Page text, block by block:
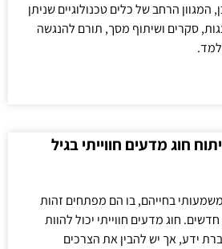
המגוון הרחב של כלים טכנולוגיים שניתן
סקרים ושיתוף מסך, תורם להנגשה
חוג מדעים חווייתי בגיל
בחייהם, בו הם מפתחים זהות
חוג מדעים חווייתי יכול להוות
ידע, אך יש להבין את הצרכים